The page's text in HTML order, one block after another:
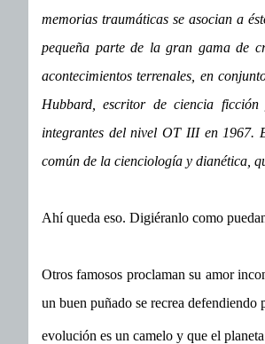
memorias traumáticas se asocian a
pequeña parte de la gran gama de
acontecimientos terrenales, en
Hubbard, escritor de ciencia
integrantes del nivel OT III en 1967.
común de la cienciología y dianética,
Ahí queda eso. Digiéranlo como
Otros famosos proclaman su amor
un buen puñado se recrea defendiendo
evolución es un camelo y que el